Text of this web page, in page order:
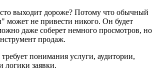
выходит дороже? Потому что обычный
может не привести никого. Он будет
даже соберет немного просмотров, но
продаж.
требует понимания услуги, аудитории,
логики заявки.